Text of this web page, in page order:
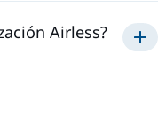
Airless?